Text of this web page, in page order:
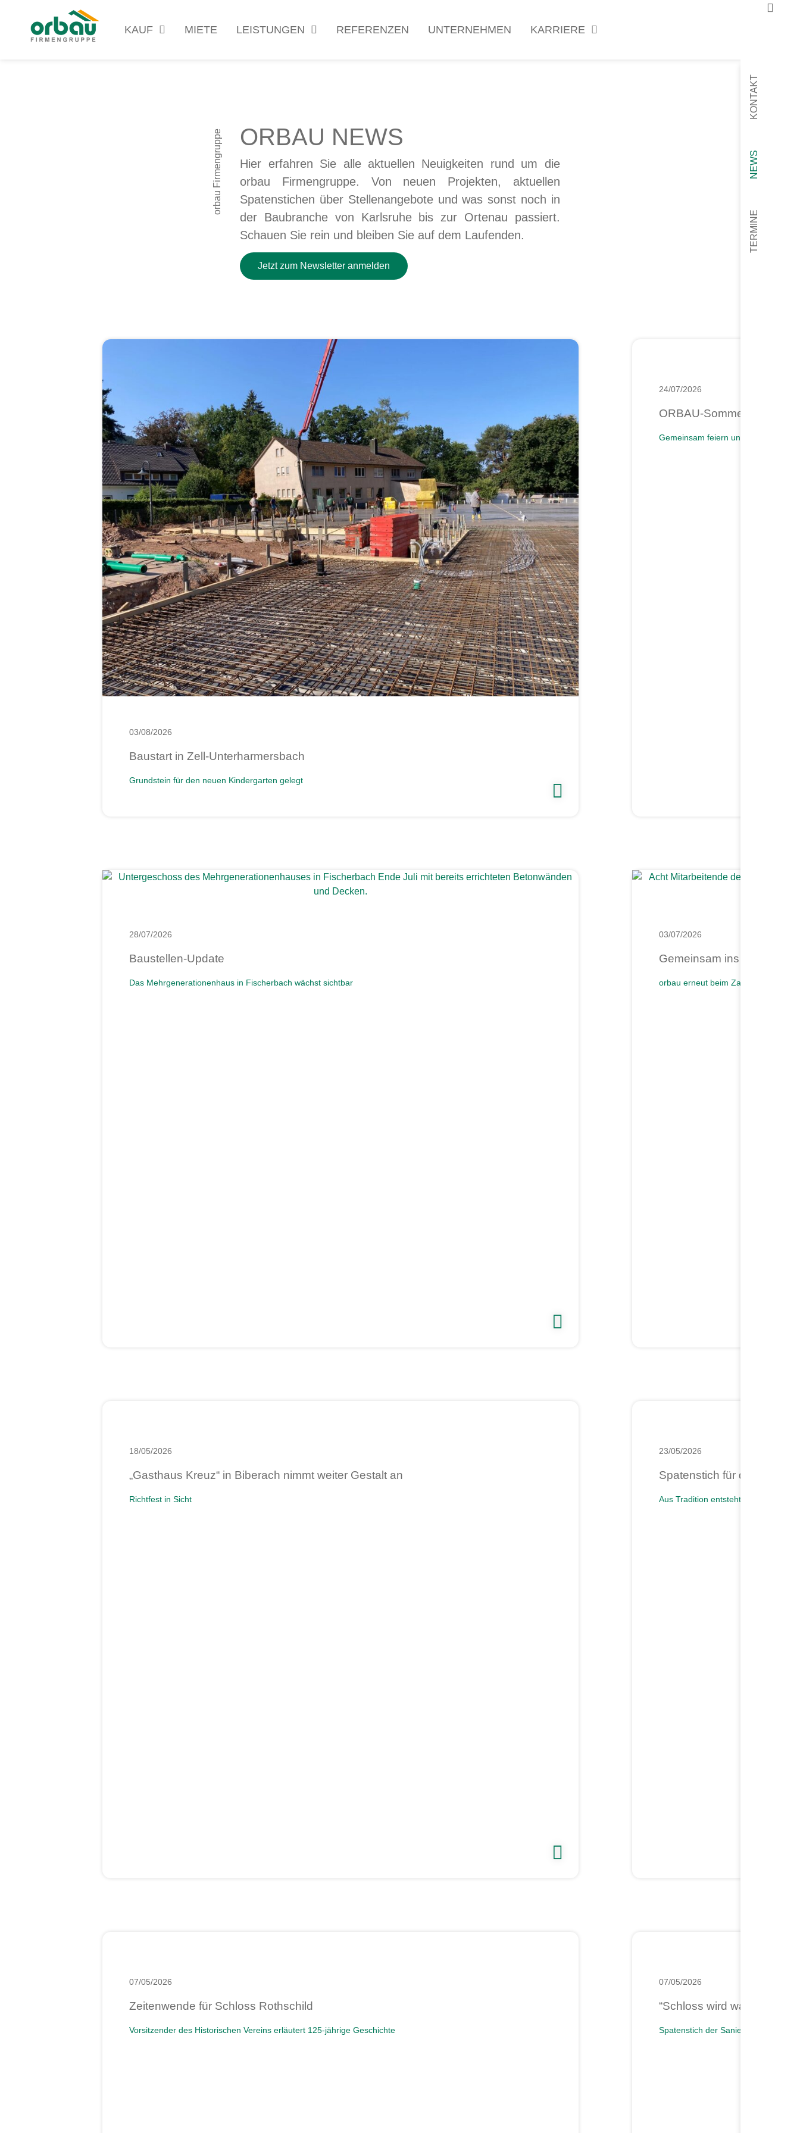
KAUF MIETE LEISTUNGEN REFERENZEN UNTERNEHMEN KARRIERE
TERMINE
NEWS
KONTAKT
orbau Firmengruppe ORBAU NEWS
Hier erfahren Sie alle aktuellen Neuigkeiten rund um die
orbau Firmengruppe. Von neuen Projekten, aktuellen
Spatenstichen über Stellenangebote und was sonst noch in
der Baubranche von Karlsruhe bis zur Ortenau passiert.
Schauen Sie rein und bleiben Sie auf dem Laufenden.
Jetzt zum Newsletter anmelden
03/08/2026
Baustart in Zell-Unterharmersbach
Grundstein für den neuen Kindergarten gelegt
24/07/2026
ORBAU-Sommerfest 2026
Gemeinsam feiern und Danke sagen
28/07/2026
Baustellen-Update
Das Mehrgenerationenhaus in Fischerbach wächst sichtbar
03/07/2026
Gemeinsam ins Ziel:
orbau erneut beim Zalando
18/05/2026
„Gasthaus Kreuz“ in Biberach nimmt weiter Gestalt an
Richtfest in Sicht
23/05/2026
Spatenstich für die neue
Aus Tradition entsteht Zukunft.
07/05/2026
Zeitenwende für Schloss Rothschild
Vorsitzender des Historischen Vereins erläutert 125-jährige Geschichte
07/05/2026
“Schloss wird
Spatenstich der Sanierung des